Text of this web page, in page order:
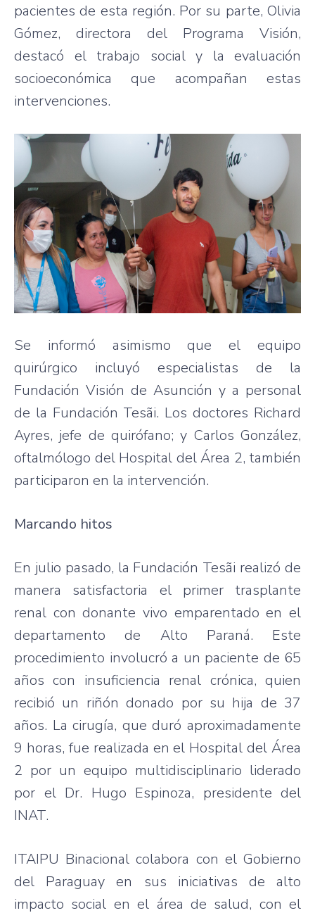
pacientes de esta región. Por su parte, Olivia
Gómez, directora del Programa Visión,
destacó el trabajo social y la evaluación
socioeconómica que acompañan estas
intervenciones.
Se informó asimismo que el equipo
quirúrgico incluyó especialistas de la
Fundación Visión de Asunción y a personal
de la Fundación Tesãi. Los doctores Richard
Ayres, jefe de quirófano; y Carlos González,
oftalmólogo del Hospital del Área 2, también
participaron en la intervención.
Marcando hitos
En julio pasado, la Fundación Tesãi realizó de
manera satisfactoria el primer trasplante
renal con donante vivo emparentado en el
departamento de Alto Paraná. Este
procedimiento involucró a un paciente de 65
años con insuficiencia renal crónica, quien
recibió un riñón donado por su hija de 37
años. La cirugía, que duró aproximadamente
9 horas, fue realizada en el Hospital del Área
2 por un equipo multidisciplinario liderado
por el Dr. Hugo Espinoza, presidente del
INAT.
ITAIPU Binacional colabora con el Gobierno
del Paraguay en sus iniciativas de alto
impacto social en el área de salud, con el